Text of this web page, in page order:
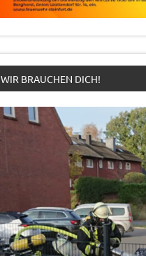
WIR BRAUCHEN DICH!